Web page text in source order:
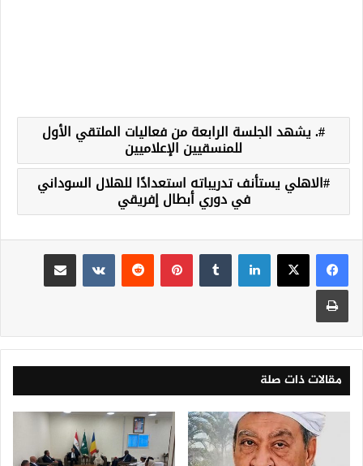
. يشهد الجلسة الرابعة من فعاليات الملتقي الأول
للمنسقيين الإعلاميين
الاهلي يستأنف تدريباته استعدادًا للهلال السوداني
في دوري أبطال إفريقي
لينكدإن بينتيريست
مقالات ذات صلة